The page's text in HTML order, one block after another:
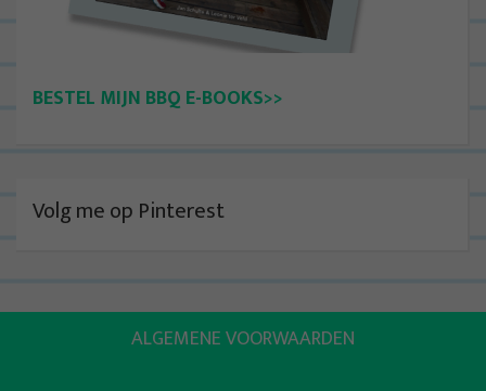
BESTEL MIJN BBQ E-BOOKS>>
Volg me op Pinterest
ALGEMENE VOORWAARDEN